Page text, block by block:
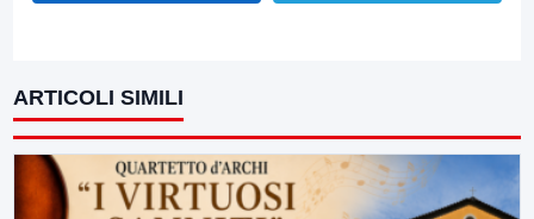
ARTICOLI SIMILI